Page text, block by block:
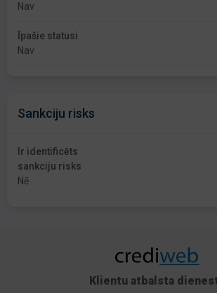
Nav
Īpašie statusi
Nav
Sankciju risks
Ir identificēts
sankciju risks
Nē
Klientu atbalsta